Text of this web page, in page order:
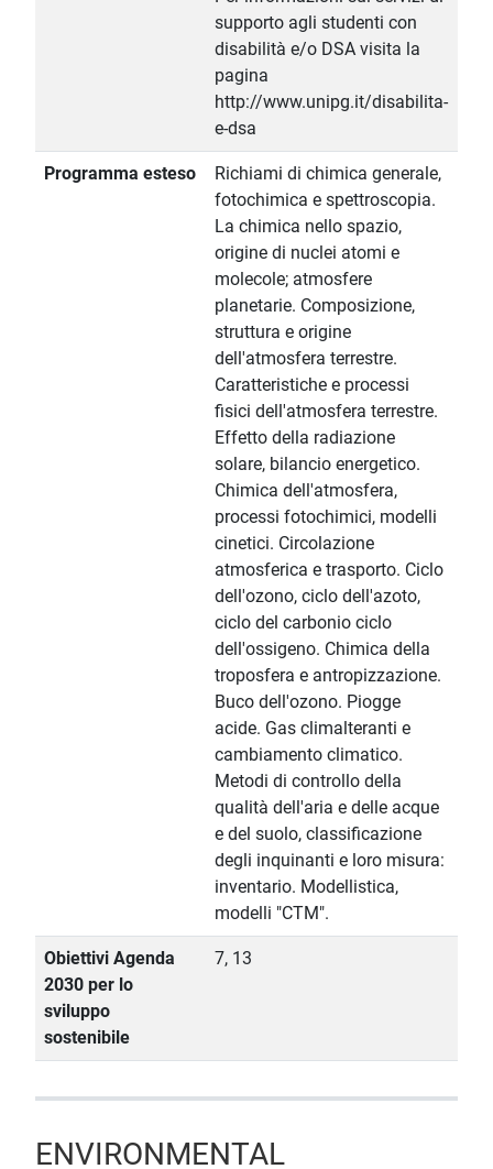
supporto agli studenti con
disabilità e/o DSA visita la
pagina
http://www.unipg.it/disabilita-
e-dsa
Programma esteso
Richiami di chimica generale,
fotochimica e spettroscopia.
La chimica nello spazio,
origine di nuclei atomi e
molecole; atmosfere
planetarie. Composizione,
struttura e origine
dell'atmosfera terrestre.
Caratteristiche e processi
fisici dell'atmosfera terrestre.
Effetto della radiazione
solare, bilancio energetico.
Chimica dell'atmosfera,
processi fotochimici, modelli
cinetici. Circolazione
atmosferica e trasporto. Ciclo
dell'ozono, ciclo dell'azoto,
ciclo del carbonio ciclo
dell'ossigeno. Chimica della
troposfera e antropizzazione.
Buco dell'ozono. Piogge
acide. Gas climalteranti e
cambiamento climatico.
Metodi di controllo della
qualità dell'aria e delle acque
e del suolo, classificazione
degli inquinanti e loro misura:
inventario. Modellistica,
modelli "CTM".
Obiettivi Agenda
2030 per lo
sviluppo
sostenibile
7, 13
ENVIRONMENTAL